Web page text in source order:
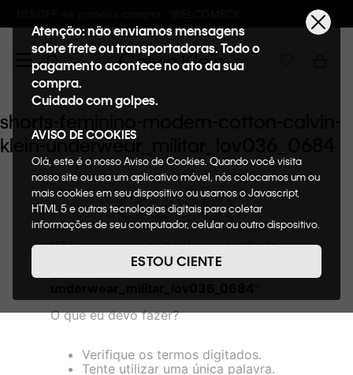
Frete GRÁTIS nas
Atenção: não enviamos mensagens
sobre frete ou transportadoras. Todo o
pagamento acontece no ato da sua
compra.
Cuidado com golpes.
AVISO DE COOKIES
Olá, este é o nosso Aviso de Cookies. Quando você visita
nosso site ou usa um aplicativo móvel, nós colocamos um ou
mais cookies em seu dispositivo ou usamos o Javascript,
HTML 5 e outras tecnologias digitais para coletar
informações de seu computador, celular ou outro dispositivo.
de cookies, informaremos quais cookies usaremos e quais
suas funções. A forma como processamos os dados
nosso Aviso de Privacidade. Quando você visita nosso site,
consideraremos isso como sua solicitação específica para
entre outros, a capacidade de comprar um item em nossa
loja virtual. Para maiores informações sobre o nosso aviso de
ESTOU CIENTE
shorts-feminino-modern-cotton-calvin-
klein-underwear_militar_lov036_0684
OOPS!
Não encontramos nenhum resultado
shorts-feminino-modern-cotton-
calvin-klein-
O que eu devo fazer?
Verifique os termos digitados.
Tente utilizar uma única palavra.